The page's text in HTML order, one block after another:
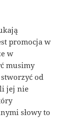
promocja w
w
musimy
od
jej nie
słowy to